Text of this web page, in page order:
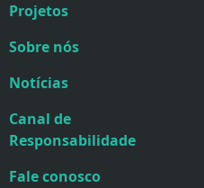
Projetos
Sobre nós
Notícias
Canal de
Responsabilidade
Fale conosco